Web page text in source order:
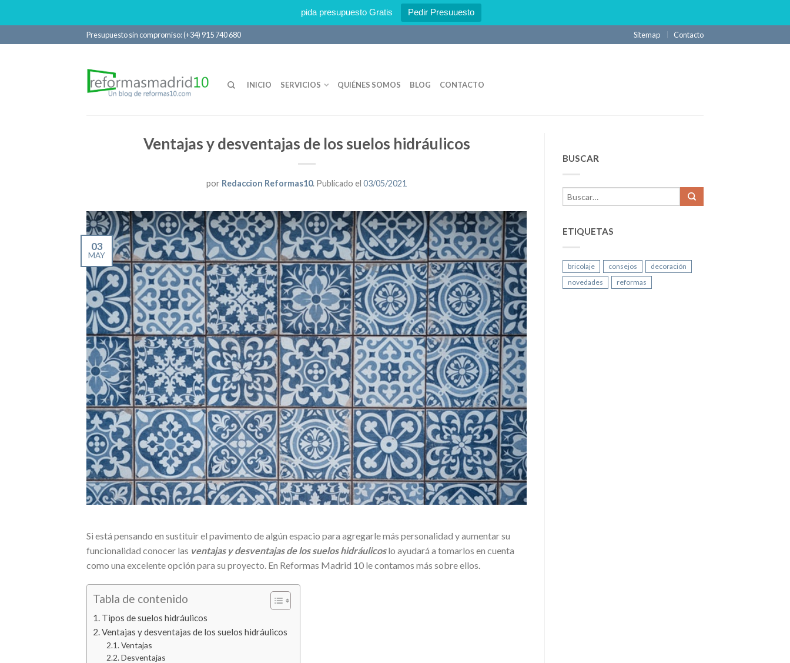
pida presupuesto Gratis Pedir Presuuesto
Presupuesto sin compromiso: (+34) 915 740 680 Sitemap Contacto
INICIO SERVICIOS QUIÉNES SOMOS BLOG CONTACTO
Ventajas y desventajas de los suelos hidráulicos
por Redaccion Reformas10. Publicado el 03/05/2021
03
MAY
Si está pensando en sustituir el pavimento de algún espacio para agregarle más personalidad y aumentar su
funcionalidad conocer las ventajas y desventajas de los suelos hidráulicos lo ayudará a tomarlos en cuenta
como una excelente opción para su proyecto. En Reformas Madrid 10 le contamos más sobre ellos.
Tabla de contenido
Tipos de suelos hidráulicos
Ventajas y desventajas de los suelos hidráulicos
Ventajas
Desventajas
BUSCAR
ETIQUETAS
bricolaje consejos
decoración
novedades
reformas